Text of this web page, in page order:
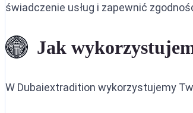
świadczenie usług i zapewnić
Jak
W Dubaiextradition wykorzystujemy